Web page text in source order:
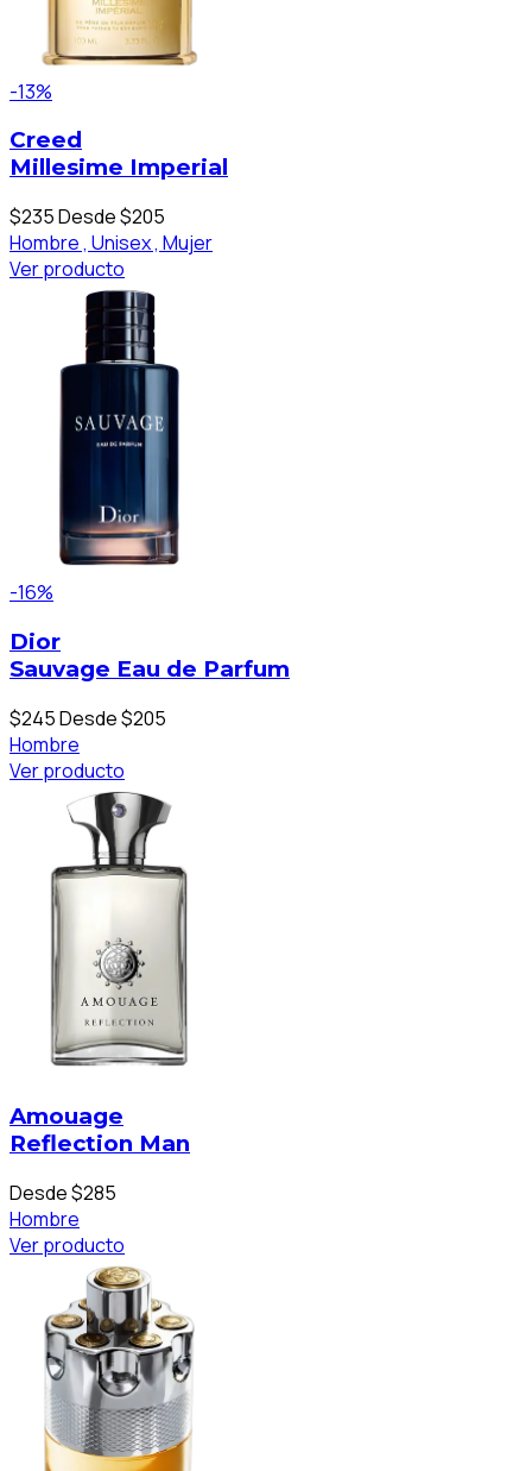
-13%
Creed
Millesime Imperial
$235Desde $205
Hombre , Unisex , Mujer
Ver producto
-16%
Dior
Sauvage Eau de Parfum
$245Desde $205
Hombre
Ver producto
Amouage
Reflection Man
Desde $285
Hombre
Ver producto